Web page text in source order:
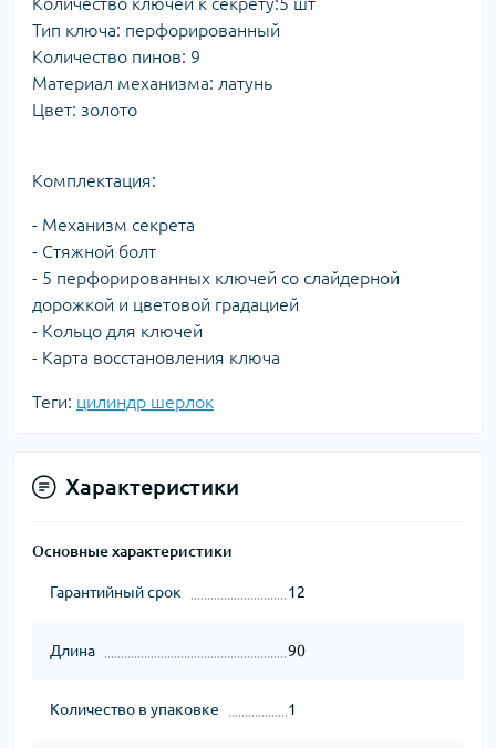
Тип ключа: перфорированный
Количество пинов: 9
Материал механизма: латунь
Цвет: золото
Комплектация:
- Механизм секрета
- Стяжной болт
- 5 перфорированных ключей со слайдерной
дорожкой и цветовой градацией
- Кольцо для ключей
- Карта восстановления ключа
Теги: цилиндр шерлок
Характеристики
Основные характеристики
Гарантийный срок 12
Длина 90
Количество в упаковке 1